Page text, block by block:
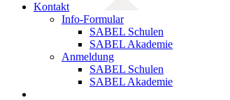
Kontakt
Info-Formular
SABEL Schulen
SABEL Akademie
Anmeldung
SABEL Schulen
SABEL Akademie